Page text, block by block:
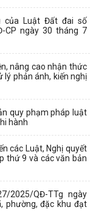
của Luật Đất đai số
CP ngày 30 tháng 7
nâng cao nhận thức
lý phản ánh, kiến nghị
quy phạm pháp luật
hành
các Luật, Nghị quyết
thứ 9 và các văn bản
2025/QĐ-TTg ngày
phường, đặc khu đạt